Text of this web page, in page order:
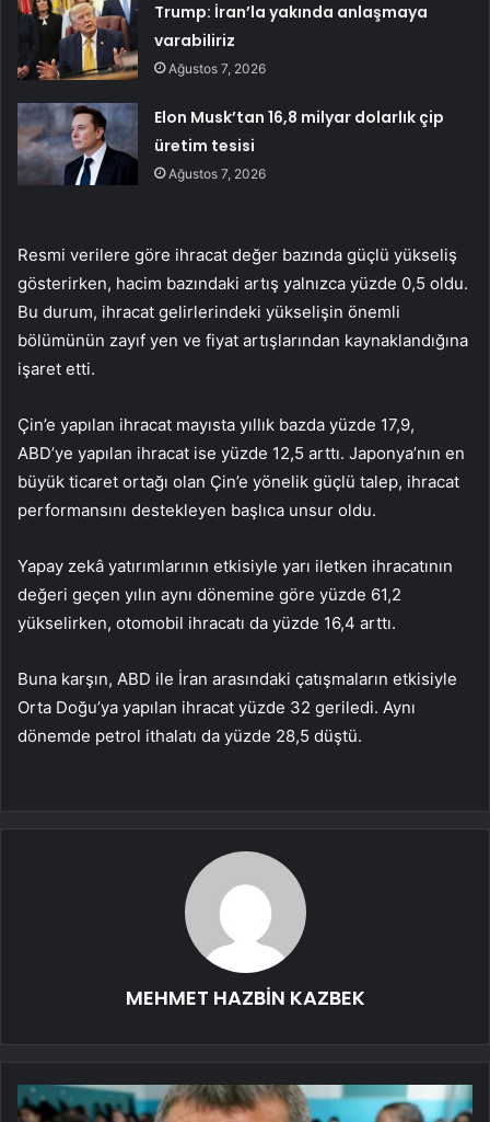
Trump: İran’la yakında anlaşmaya
varabiliriz
Ağustos 7, 2026
Elon Musk’tan 16,8 milyar dolarlık çip
üretim tesisi
Ağustos 7, 2026
Resmi verilere göre ihracat değer bazında güçlü yükseliş
gösterirken, hacim bazındaki artış yalnızca yüzde 0,5 oldu.
Bu durum, ihracat gelirlerindeki yükselişin önemli
bölümünün zayıf yen ve fiyat artışlarından kaynaklandığına
işaret etti.
Çin’e yapılan ihracat mayısta yıllık bazda yüzde 17,9,
ABD’ye yapılan ihracat ise yüzde 12,5 arttı. Japonya’nın en
büyük ticaret ortağı olan Çin’e yönelik güçlü talep, ihracat
performansını destekleyen başlıca unsur oldu.
Yapay zekâ yatırımlarının etkisiyle yarı iletken ihracatının
değeri geçen yılın aynı dönemine göre yüzde 61,2
yükselirken, otomobil ihracatı da yüzde 16,4 arttı.
Buna karşın, ABD ile İran arasındaki çatışmaların etkisiyle
Orta Doğu’ya yapılan ihracat yüzde 32 geriledi. Aynı
dönemde petrol ithalatı da yüzde 28,5 düştü.
MEHMET HAZBİN KAZBEK